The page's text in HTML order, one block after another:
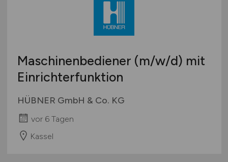
Maschinenbediener (m/w/d) mit
Einrichterfunktion
HÜBNER GmbH & Co. KG
vor 6 Tagen
Kassel